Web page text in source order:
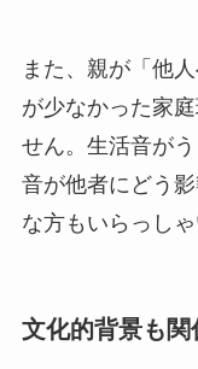
また、親が「他
が少なかった家
せん。生活音が
音が他者にどう
な方もいらっしゃ
文化的背景も関